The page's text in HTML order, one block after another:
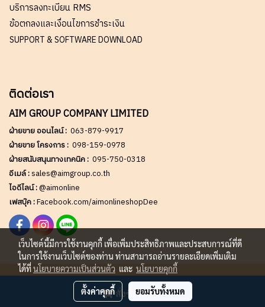
สั่งซื้อสินค้า
บริการลงทะเบียน RMS
ข้อตกลงและเงื่อนไขการชำระเงิน
SUPPORT & SOFTWARE DOWNLOAD
ติดต่อเรา
AIM GROUP COMPANY LIMITED
ฝ่ายขาย ออนไลน์ : 063-879-9917
ฝ่ายขาย โครงการ : 098-159-0978
ฝ่ายสนับสนุนทางเทคนิค : 095-750-0318
อีเมล์ :sales@aimgroup.co.th
ไอดีไลน์ :@aimonline
เฟสบุ๊ค :Facebook.com/aimonlineshopDee
Copy right by AIM GROUP Co.,LTD
ผู้เข้าชมวันนี้ 1,176
เว็บไซต์นี้มีการใช้งานคุกกี้ เพื่อเพิ่มประสิทธิภาพและประสบการณ์ที่ดี
ในการใช้งานเว็บไซต์ของท่าน ท่านสามารถอ่านรายละเอียดเพิ่มเติม
ได้ที่นโยบายความเป็นส่วนตัว และ นโยบายคุกกี้
ตั้งค่าคุกกี้ ยอมรับทั้งหมด